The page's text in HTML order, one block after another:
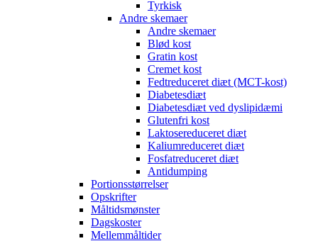
Tyrkisk
Andre skemaer
Andre skemaer
Blød kost
Gratin kost
Cremet kost
Fedtreduceret diæt (MCT-kost)
Diabetesdiæt
Diabetesdiæt ved dyslipidæmi
Glutenfri kost
Laktosereduceret diæt
Kaliumreduceret diæt
Fosfatreduceret diæt
Antidumping
Portionsstørrelser
Opskrifter
Måltidsmønster
Dagskoster
Mellemmåltider